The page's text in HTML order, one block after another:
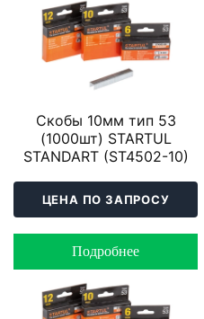
Скобы 10мм тип 53
(1000шт) STARTUL
STANDART (ST4502-10)
ЦЕНА ПО ЗАПРОСУ
Подробнее